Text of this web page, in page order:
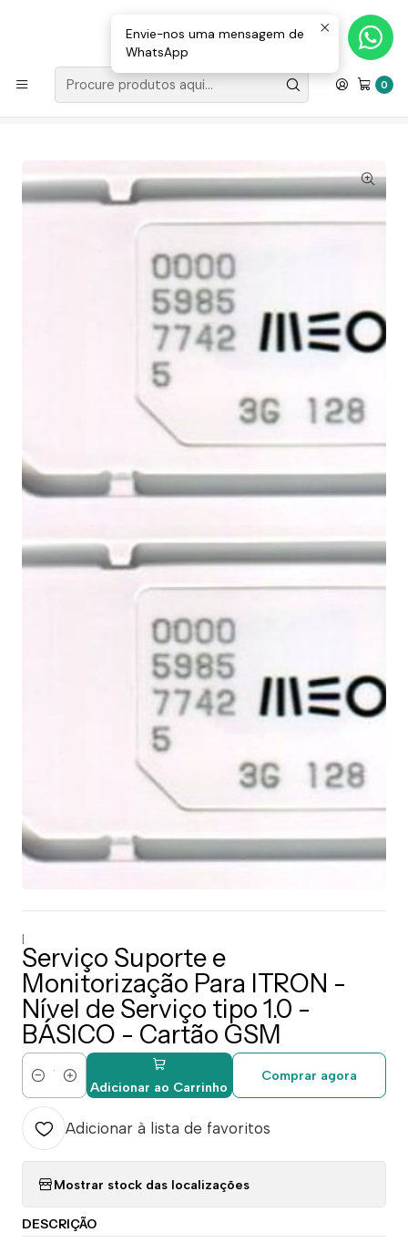
0
Loja Valongo: 220 150 143 (chamada para a rede fixa nacional) «»
E-mail: geral@movenergy.pt
Início MATERIAL ELÉTRICO
INTERRUPTORES
Serviço Suporte e Monitorização Para ITRON - Nível de
Serviço tipo 1.0 - BÁSICO - Cartão GSM
|
Serviço Suporte e
Monitorização Para ITRON -
Nível de Serviço tipo 1.0 -
BÁSICO - Cartão GSM
QuantidadeAdicionar ao Carrinho
Comprar agora
Adicionar à lista de favoritos
Mostrar stock das localizações
DESCRIÇÃO
Envie-nos uma mensagem de
WhatsApp